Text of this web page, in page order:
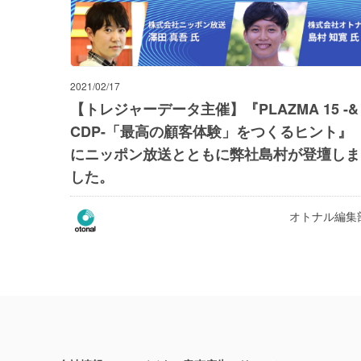
2021/02/17
【トレジャーデータ主催】『PLAZMA 15 -&
CDP-「最高の顧客体験」をつくるヒント』
にニッポン放送とともに弊社島村が登壇しま
した。
オトナル編集